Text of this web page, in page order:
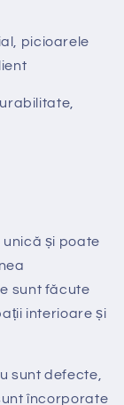
picioarele
unică și poate
sunt făcute
interioare și
sunt defecte,
încorporate